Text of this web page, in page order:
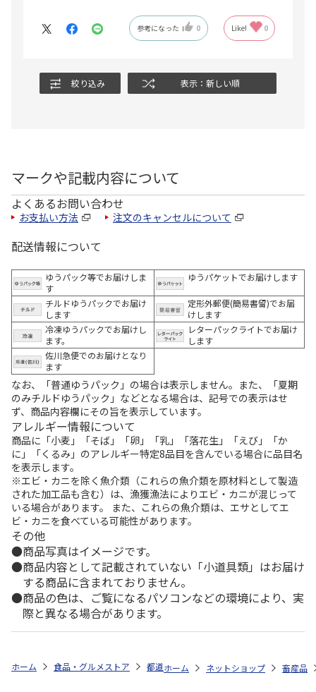
参考になった 0 Like! 0
絞り込み 表示：新しい順
マークや記載内容について
よくあるお問い合わせ
お支払い方法 注文のキャンセルについて
配送情報について
ゆうパック等でお届けしま
す
ゆうパケットでお届けします
チルドゆうパックでお届け
します
定形外郵便(簡易書留)でお届
けします
冷凍ゆうパックでお届けし
ます。
レターパックライトでお届け
します
佐川急便でのお届けとなり
ます
なお、「普通ゆうパック」の場合は表示しません。また、「夏期
のみチルドゆうパック」などとなる場合は、記号での表示はせ
ず、商品内容欄にその旨を表示しています。
アレルギー情報について
商品に「小麦」「そば」「卵」「乳」「落花生」「えび」「か
に」「くるみ」のアレルギー特定8品目を含んでいる場合に品目名
を表示します。
※エビ・カニを除く魚介類（これらの魚介類を原材料として製造
された加工品も含む）は、漁獲漁法によりエビ・カニが混じって
いる場合があります。 また、これらの魚介類は、エサとしてエ
ビ・カニを食べている可能性があります。
その他
商品写真はイメージです。
商品内容として記載されていない「小道具類」はお届け
する商品に含まれておりません。
商品の色は、ご覧になるパソコンなどの環境により、実
際と異なる場合があります。
ホーム 食品・グルメストア 都道府県から探す 山形県 米沢牛バ
ホーム ネットショップ 畜産品